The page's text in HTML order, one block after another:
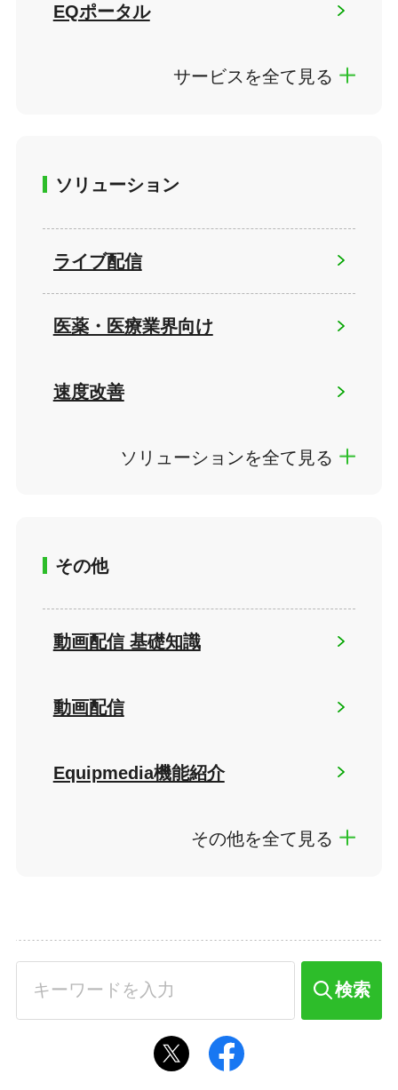
EQポータル
サービスを全て見る
ソリューション
ライブ配信
医薬・医療業界向け
速度改善
ソリューションを全て見る
その他
動画配信 基礎知識
動画配信
Equipmedia機能紹介
その他を全て見る
検索